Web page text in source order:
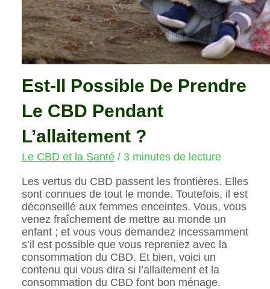
Est-Il Possible De Prendre
Le CBD Pendant
L’allaitement ?
Le CBD et la Santé/ 3 minutes de lecture
Les vertus du CBD passent les frontières. Elles
sont connues de tout le monde. Toutefois, il est
déconseillé aux femmes enceintes. Vous, vous
venez fraîchement de mettre au monde un
enfant ; et vous vous demandez incessamment
s’il est possible que vous repreniez avec la
consommation du CBD. Et bien, voici un
contenu qui vous dira si l’allaitement et la
consommation du CBD font bon ménage.